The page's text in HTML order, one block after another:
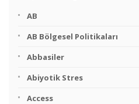
AB
AB Bölgesel Politikaları
Abbasiler
Abiyotik Stres
Access